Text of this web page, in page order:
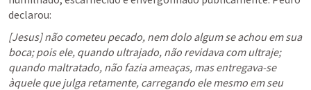
declarou:
[Jesus] não cometeu pecado, nem dolo algum se achou em sua
boca; pois ele, quando ultrajado, não revidava com ultraje;
quando maltratado, não fazia ameaças, mas entregava-se
àquele que julga retamente, carregando ele mesmo em seu